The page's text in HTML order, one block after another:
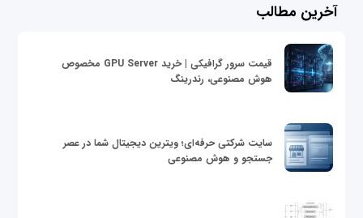
آخرین مطالب
قیمت سرور گرافیکی | خرید GPU Server مخصوص
هوش مصنوعی، رندرینگ
سایت شرکتی حرفه‌ای؛ ویترین دیجیتال شما در عصر
جستجو و هوش مصنوعی